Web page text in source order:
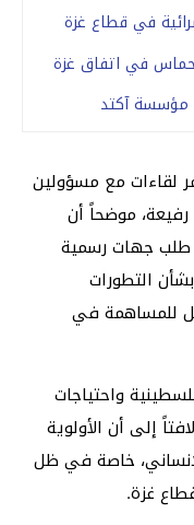
في قطاع غزة
في اتفاق غزة
مؤسسة آكتد
لقاءات مع مسؤولين
موضحاً أن
طلب جهات رسمية
التطورات
للمساهمة في
واحتياجات
إلى أن الأولوية
خاصة في ظل
غزة.